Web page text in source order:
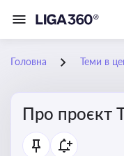
Головна Теми в
Про проєкт